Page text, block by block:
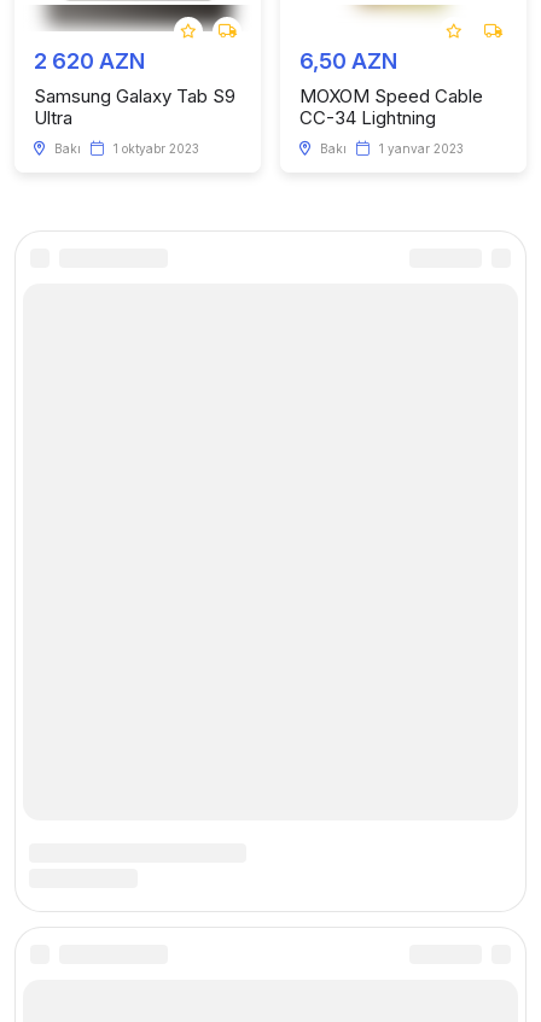
2 620 AZN
Samsung Galaxy Tab S9
Ultra
Bakı 1 oktyabr 2023
6,50 AZN
MOXOM Speed Cable
CC-34 Lightning
Bakı 1 yanvar 2023